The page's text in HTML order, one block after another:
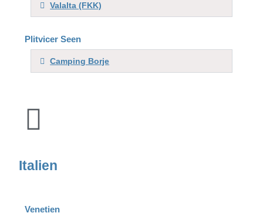
Valalta (FKK)
Plitvicer Seen
Camping Borje
Italien
Venetien